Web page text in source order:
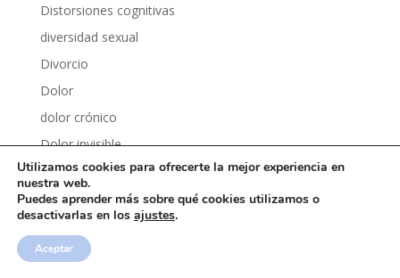
Distorsiones cognitivas
diversidad sexual
Divorcio
Dolor
dolor crónico
Dolor invisible
Dolor y psicología
Dopamina
Dopamina fácil
Dormir mejor
Utilizamos cookies para ofrecerte la mejor experiencia en
nuestra web.
Puedes aprender más sobre qué cookies utilizamos o
desactivarlas en los ajustes.
Aceptar